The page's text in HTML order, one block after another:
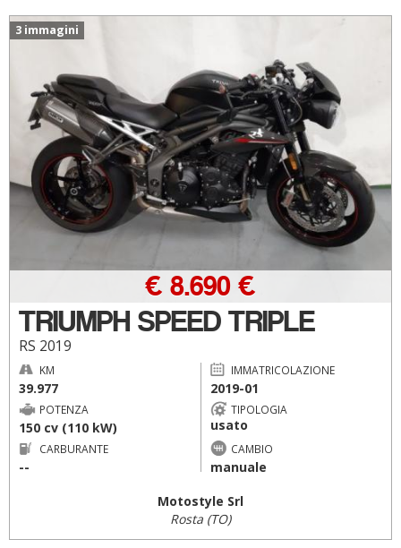
3 immagini
TRIUMPH SPEED TRIPLE
RS 2019
€ 8.690 €
KM
39.977
IMMATRICOLAZIONE
2019-01
POTENZA
150 cv (110 kW)
TIPOLOGIA
usato
CARBURANTE
--
CAMBIO
manuale
Motostyle Srl
Rosta (TO)